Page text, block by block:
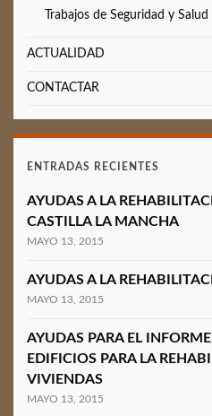
Trabajos de Seguridad y Salud
ACTUALIDAD
CONTACTAR
ENTRADAS RECIENTES
AYUDAS A LA
CASTILLA LA MANCHA
MAYO 13, 2015
AYUDAS A LA
MAYO 13, 2015
AYUDAS PARA EL
EDIFICIOS PARA LA
VIVIENDAS
MAYO 13, 2015